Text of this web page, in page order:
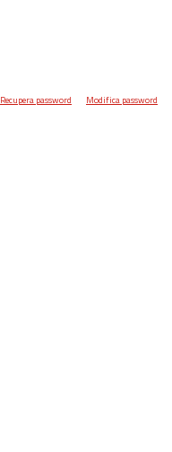
Recupera password Modifica password